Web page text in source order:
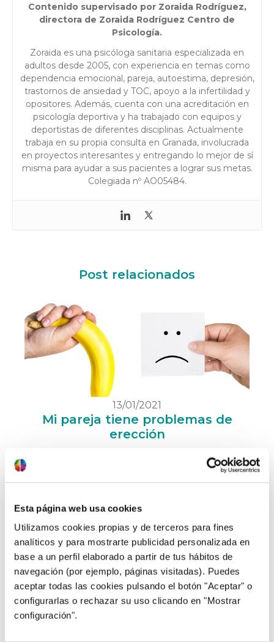
Esta página web usa cookies
Utilizamos cookies propias y de terceros para fines
analíticos y para mostrarte publicidad personalizada en
base a un perfil elaborado a partir de tus hábitos de
navegación (por ejemplo, páginas visitadas). Puedes
aceptar todas las cookies pulsando el botón "Aceptar" o
configurarlas o rechazar su uso clicando en "Mostrar
configuración".
Contenido supervisado por Zoraida Rodríguez,
directora de Zoraida Rodríguez Centro de
Psicología.
Zoraida es una psicóloga sanitaria especializada en
adultos desde 2005, con experiencia en temas como
dependencia emocional, pareja, autoestima, depresión,
trastornos de ansiedad y TOC, apoyo a la infertilidad y
opositores. Además, cuenta con una acreditación en
psicología deportiva y ha trabajado con equipos y
deportistas de diferentes disciplinas. Actualmente
trabaja en su propia consulta en Granada, involucrada
en proyectos interesantes y entregando lo mejor de sí
misma para ayudar a sus pacientes a lograr sus metas.
Colegiada nº AO05484.
Post relacionados
13/01/2021
Mi pareja tiene problemas de
erección
Técnicamente, estamos hablando de
disfunción eréctil y al igual que la eyaculación
precoz, puede ocurrirle a cualquier hombre
ocasional no es una disfunción eréctil. Para
hablar de disfunción propiamente dicha,
tendríamos que estar ante la imposibilidad de
conseguir o mantener una erección que
posibilite el coito en …saber más